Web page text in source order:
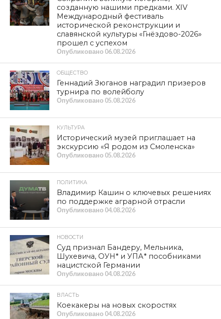
созданную нашими предками. XIV
Международный фестиваль
исторической реконструкции и
славянской культуры «Гнёздово-2026»
прошел с успехом
Опубликовано 06.08.2026
ОБЩЕСТВО
Геннадий Зюганов наградил призеров
турнира по волейболу
Опубликовано 05.08.2026
КУЛЬТУРА
Исторический музей приглашает на
экскурсию «Я родом из Смоленска»
Опубликовано 05.08.2026
ПОЛИТИКА
Владимир Кашин о ключевых решениях
по поддержке аграрной отрасли
Опубликовано 04.08.2026
НОВОСТИ
Суд признал Бандеру, Мельника,
Шухевича, ОУН* и УПА* пособниками
нацистской Германии
Опубликовано 04.08.2026
ВЛАСТЬ
Коекакеры на новых скоростях
Опубликовано 04.08.2026